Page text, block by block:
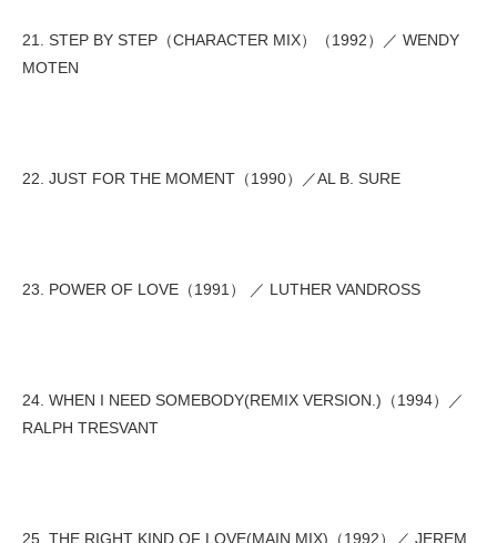
21. STEP BY STEP（CHARACTER MIX）（1992）／ WENDY
MOTEN
22. JUST FOR THE MOMENT（1990）／AL B. SURE
23. POWER OF LOVE（1991） ／ LUTHER VANDROSS
24. WHEN I NEED SOMEBODY(REMIX VERSION.)（1994）／
RALPH TRESVANT
25. THE RIGHT KIND OF LOVE(MAIN MIX)（1992）／ JEREM